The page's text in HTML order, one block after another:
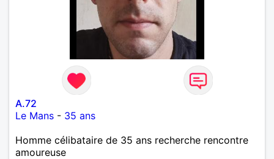
A.72
Le Mans - 35 ans
Homme célibataire de 35 ans recherche rencontre
amoureuse